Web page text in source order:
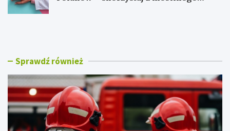
T
ś
i
ę
t
u
T
w
y
t
m
i
Sprawdź również